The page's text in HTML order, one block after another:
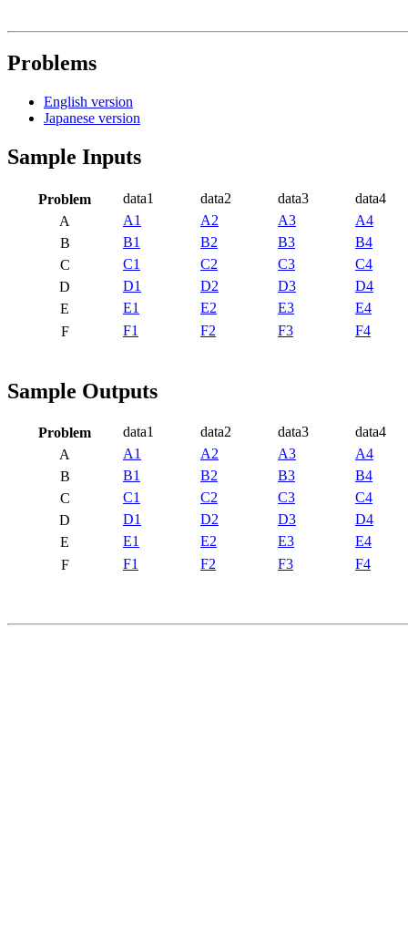
Problems
English version
Japanese version
Sample Inputs
Problem data1 data2 data3
data4
A
A1 A2 A3
A4
B
B1 B2 B3
B4
C
C1 C2 C3
C4
D
D1 D2 D3
D4
E
E1 E2 E3
E4
F
F1 F2 F3 F4
Sample Outputs
Problem data1 data2 data3
data4
A
A1 A2 A3
A4
B
B1 B2 B3
B4
C
C1 C2 C3
C4
D
D1 D2 D3
D4
E
E1 E2 E3
E4
F
F1 F2 F3 F4